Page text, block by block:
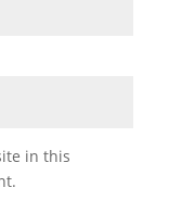
in this